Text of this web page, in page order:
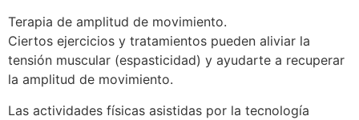
Terapia de amplitud de movimiento.
Ciertos ejercicios y tratamientos pueden aliviar la
tensión muscular (espasticidad) y ayudarte a recuperar
la amplitud de movimiento.
Las actividades físicas asistidas por la tecnología